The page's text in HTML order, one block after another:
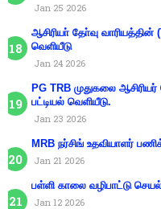
Jan 25 2026
ஆசிரியா் தோ்வு
வெளியீடு
Jan 24 2026
PG TRB முதுகலை ஆசிரியர்
பட்டியல் வெளியீடு.
Jan 23 2026
MRB நர்சிங் உதவியாளர்
Jan 21 2026
பள்ளி காலை வழிபாட்டு
Jan 12 2026